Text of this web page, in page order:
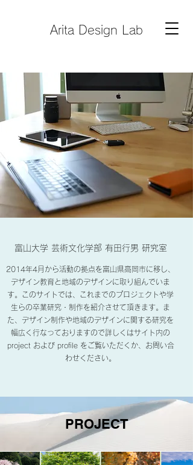
Arita Design Lab
富山大学 芸術文化学部 有田行男 研究室
2014年4月から活動の拠点を富山県高岡市に移し、
デザイン教育と地域のデザインに取り組んでいま
す。このサイトでは、これまでのプロジェクトや学
生らの卒業研究・制作を紹介させて頂きます。ま
た、デザイン制作や地域のデザインに関する研究を
幅広く行なっておりますので詳しくはサイト内の
project および profile をご覧いただくか、お問い合
わせください。
PROJECT